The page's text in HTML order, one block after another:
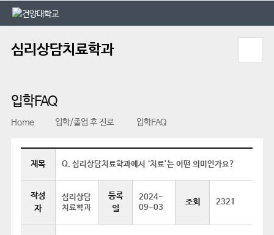
본문 바로가기
대메뉴 바로가기
심리상담치료학과
입학FAQ
Home 입학/졸업 후 진로 입학FAQ
제목 Q. 심리상담치료학과에서 ‘치료’는 어떤 의미인가요?
작성
자
심리상담
치료학과
등록
일
2024-
09-03
조회 2321